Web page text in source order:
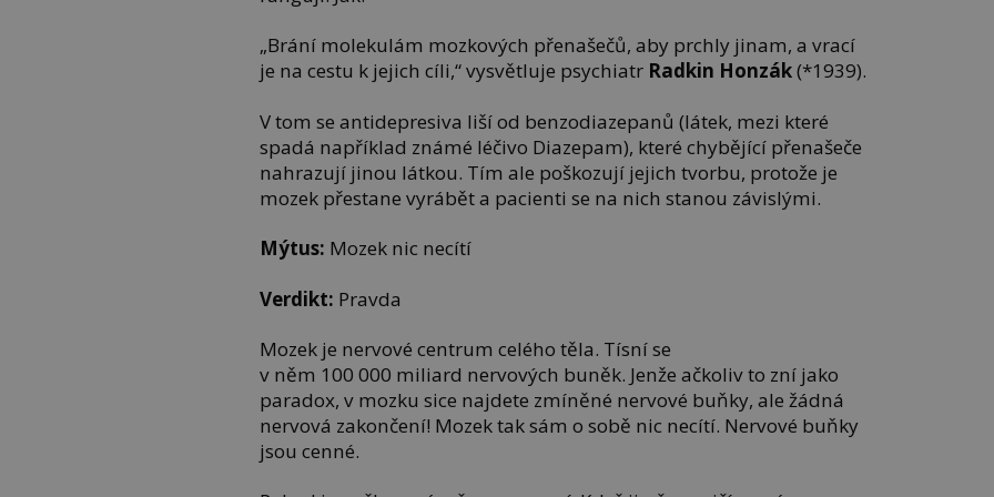
„Brání molekulám mozkových přenašečů, aby prchly jinam, a vrací
je na cestu k jejich cíli,“ vysvětluje psychiatr Radkin Honzák(*1939).
V tom se antidepresiva liší od benzodiazepanů (látek, mezi které
spadá například známé léčivo Diazepam), které chybějící přenašeče
nahrazují jinou látkou. Tím ale poškozují jejich tvorbu, protože je
mozek přestane vyrábět a pacienti se na nich stanou závislými.
Mýtus: Mozek nic necítí
Verdikt: Pravda
Mozek je nervové centrum celého těla. Tísní se
v něm 100 000 miliard nervových buněk. Jenže ačkoliv to zní jako
paradox, v mozku sice najdete zmíněné nervové buňky, ale žádná
nervová zakončení! Mozek tak sám o sobě nic necítí. Nervové buňky
jsou cenné.